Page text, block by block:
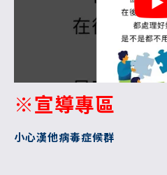
※宣導專區
小心漢他病毒症候群